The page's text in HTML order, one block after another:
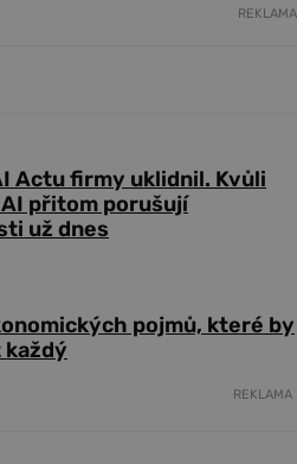
REKLAMA
Actu firmy uklidnil. Kvůli
přitom porušují
už dnes
pojmů, které by
každý
REKLAMA